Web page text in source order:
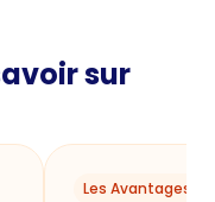
sur
Les Avantages